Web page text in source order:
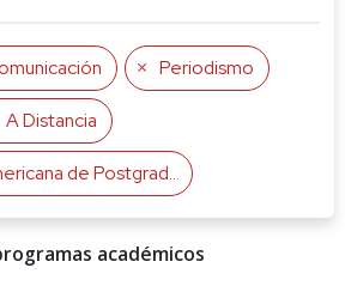
Periodismo
A Distancia
de Postgrado ESIBE
académicos